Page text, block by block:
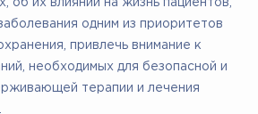
об их влиянии на жизнь пациентов,
одним из приоритетов
привлечь внимание к
необходимых для безопасной и
терапии и лечения